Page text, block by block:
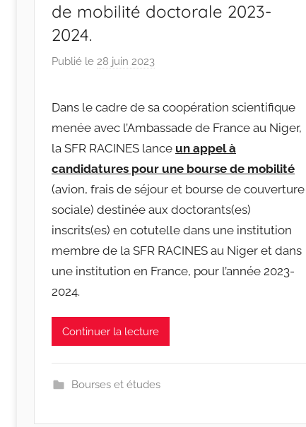
de mobilité doctorale 2023-
2024.
Publié le 28 juin 2023
a
c
i
n
e
s
-
Dans le cadre de sa coopération scientifique
menée avec l’Ambassade de France au Niger,
la SFR RACINES lance un appel à
candidatures pour une bourse de mobilité
(avion, frais de séjour et bourse de couverture
sociale) destinée aux doctorants(es)
inscrits(es) en cotutelle dans une institution
membre de la SFR RACINES au Niger et dans
une institution en France, pour l’année 2023-
2024.
Continuer la lecture
Bourses et études